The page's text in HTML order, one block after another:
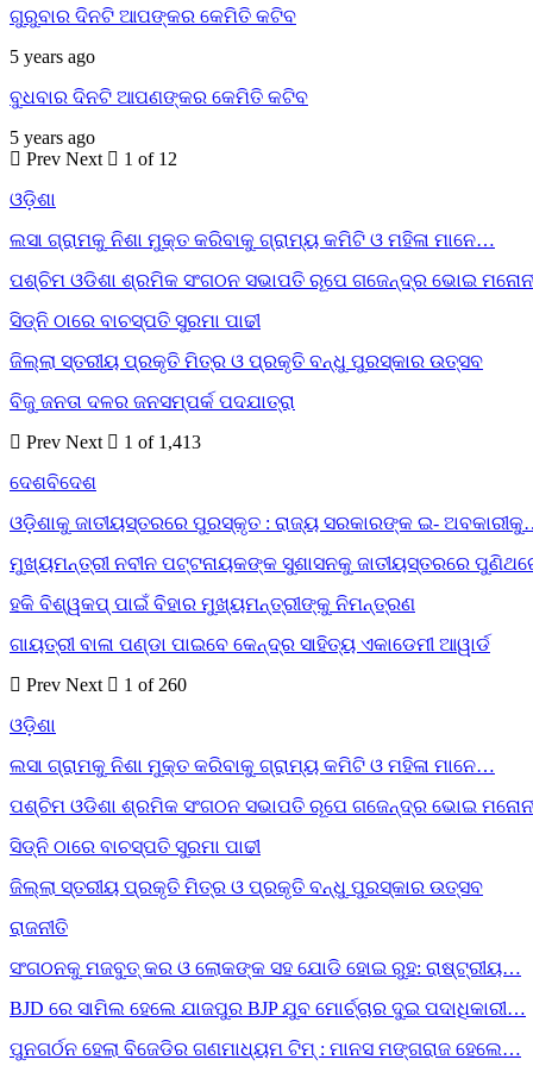
ଗୁରୁବାର ଦିନଟି ଆପଙ୍କର କେମିତି କଟିବ
5 years ago
ବୁଧବାର ଦିନଟି ଆପଣଙ୍କର କେମିତି କଟିବ
5 years ago
Prev Next
1 of 12
ଓଡ଼ିଶା
ଲସା ଗ୍ରାମକୁ ନିଶା ମୁକ୍ତ କରିବାକୁ ଗ୍ରାମ୍ୟ କମିଟି ଓ ମହିଳା ମାନେ…
ପଶ୍ଚିମ ଓଡିଶା ଶ୍ରମିକ ସଂଗଠନ ସଭାପତି ରୂପେ ଗଜେନ୍ଦ୍ର ଭୋଇ
ସିଡ୍‌ନି ଠାରେ ବାଚସ୍ପତି ସୁରମା ପାଢୀ
ଜିଲ୍ଲା ସ୍ତରୀୟ ପ୍ରକୃତି ମିତ୍ର ଓ ପ୍ରକୃତି ବନ୍ଧୁ ପୁରସ୍କାର ଉତ୍ସବ
ବିଜୁ ଜନତା ଦଳର ଜନସମ୍ପର୍କ ପଦଯାତ୍ରା
Prev Next
1 of 1,413
ଦେଶବିଦେଶ
ଓଡ଼ିଶାକୁ ଜାତୀୟସ୍ତରରେ ପୁରସ୍କୃତ : ରାଜ୍ୟ ସରକାରଙ୍କ ଇ-
ମୁଖ୍ୟମନ୍ତ୍ରୀ ନବୀନ ପଟ୍ଟନାୟକଙ୍କ ସୁଶାସନକୁ ଜାତୀୟସ୍ତରରେ
ହକି ବିଶ୍ୱକପ୍ ପାଇଁ ବିହାର ମୁଖ୍ୟମନ୍ତ୍ରୀଙ୍କୁ ନିମନ୍ତ୍ରଣ
ଗାୟତ୍ରୀ ବାଳା ପଣ୍ଡା ପାଇବେ କେନ୍ଦ୍ର ସାହିତ୍ୟ ଏକାଡେମୀ ଆୱାର୍ଡ
Prev Next
1 of 260
ଓଡ଼ିଶା
ଲସା ଗ୍ରାମକୁ ନିଶା ମୁକ୍ତ କରିବାକୁ ଗ୍ରାମ୍ୟ କମିଟି ଓ ମହିଳା ମାନେ…
ପଶ୍ଚିମ ଓଡିଶା ଶ୍ରମିକ ସଂଗଠନ ସଭାପତି ରୂପେ ଗଜେନ୍ଦ୍ର ଭୋଇ
ସିଡ୍‌ନି ଠାରେ ବାଚସ୍ପତି ସୁରମା ପାଢୀ
ଜିଲ୍ଲା ସ୍ତରୀୟ ପ୍ରକୃତି ମିତ୍ର ଓ ପ୍ରକୃତି ବନ୍ଧୁ ପୁରସ୍କାର ଉତ୍ସବ
ରାଜନୀତି
ସଂଗଠନକୁ ମଜବୁତ୍ କର ଓ ଲୋକଙ୍କ ସହ ଯୋଡି ହୋଇ ରୁହ: ରାଷ୍ଟ୍ରୀୟ…
BJD ରେ ସାମିଲ ହେଲେ ଯାଜପୁର BJP ଯୁବ ମୋର୍ଚ୍ଚାର ଦୁଇ ପଦାଧିକାରୀ…
ପୁନଗର୍ଠନ ହେଲା ବିଜେଡିର ଗଣମାଧ୍ୟମ ଟିମ୍ : ମାନସ ମଙ୍ଗରାଜ ହେଲେ…